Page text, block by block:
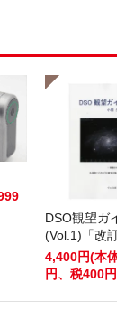
DSO観望ガ
(Vol.1)「改訂
4,400円(本体
円、税400円)